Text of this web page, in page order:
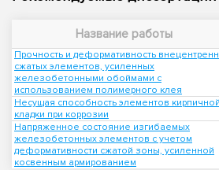
Название работы
Прочность и деформативность
сжатых элементов, усиленных
железобетонными обоймами с
использованием полимерного клея
Несущая способность элементов кирпичной
кладки при коррозии
Напряженное состояние изгибаемых
железобетонных элементов с учетом
деформативности сжатой зоны, усиленной
косвенным армированием